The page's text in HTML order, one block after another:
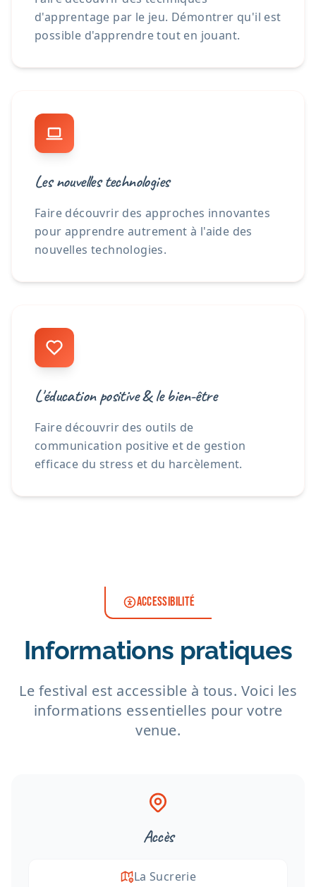
d'apprentage par le jeu. Démontrer qu'il est
possible d'apprendre tout en jouant.
Les nouvelles technologies
Faire découvrir des approches innovantes
pour apprendre autrement à l'aide des
nouvelles technologies.
L'éducation positive & le bien-être
Faire découvrir des outils de
communication positive et de gestion
efficace du stress et du harcèlement.
ACCESSIBILITÉ
Informations pratiques
Le festival est accessible à tous. Voici les
informations essentielles pour votre
venue.
Accès
La Sucrerie